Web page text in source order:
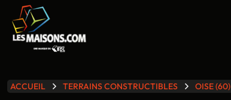
gamme
ACCUEIL TERRAINS CONSTRUCTIBLES OISE (60)